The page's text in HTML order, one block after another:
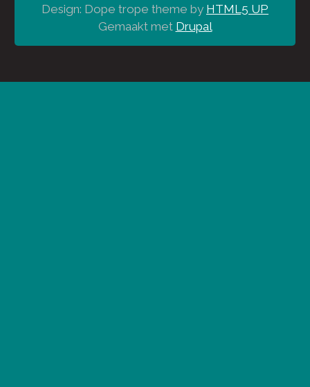
Design: Dope trope theme by HTML5 UP
Gemaakt met Drupal